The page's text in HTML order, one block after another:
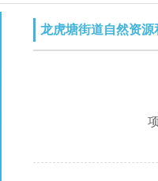
龙虎塘街道自然资